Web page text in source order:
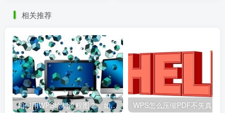
相关推荐
如何用WPS绘制流程图？，如何用wps绘制流程图并保存